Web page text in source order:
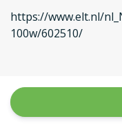
https://www.elt.nl/
100w/602510/